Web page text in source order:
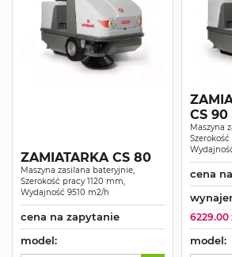
ZAMIATARKA CS 80
Maszyna zasilana bateryjnie,
Szerokość pracy 1120 mm,
Wydajność 9510 m2/h
cena na zapytanie
model:
CS 90
Maszyna
cena
6229.00
model: